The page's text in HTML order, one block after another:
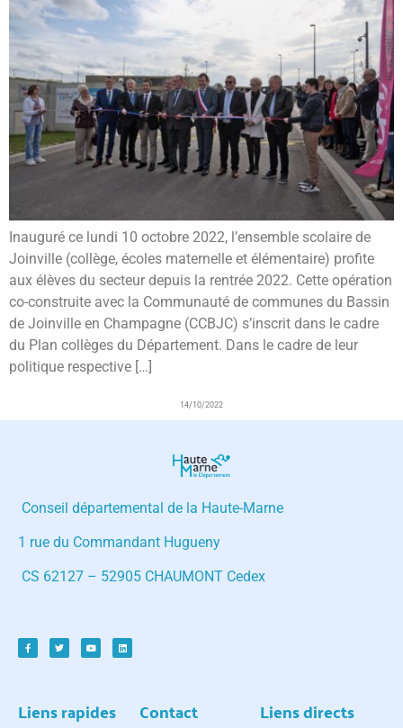
Inauguré ce lundi 10 octobre 2022, l’ensemble scolaire de
Joinville (collège, écoles maternelle et élémentaire) profite
aux élèves du secteur depuis la rentrée 2022. Cette opération
co-construite avec la Communauté de communes du Bassin
de Joinville en Champagne (CCBJC) s’inscrit dans le cadre
du Plan collèges du Département. Dans le cadre de leur
politique respective […]
14/10/2022
Conseil départemental de la Haute-Marne
1 rue du Commandant Hugueny
CS 62127 – 52905 CHAUMONT Cedex
Liens rapides Contact Liens directs